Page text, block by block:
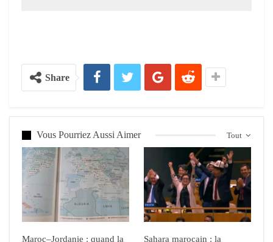
Share
Tout
Vous Pourriez Aussi Aimer
Maroc–Jordanie : quand la
Sahara marocain : la